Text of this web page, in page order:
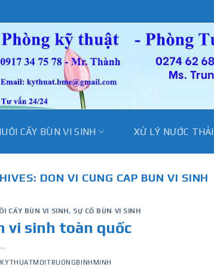
CẤY BÙN VI SINH XỬ LÝ NƯỚC THẢI
DON VI CUNG CAP BUN VI SINH
CẤY BÙN VI SINH, SỰ CỐ BÙN VI SINH
vi sinh toàn quốc
KYTHUATMOITRUONGBINHMINH